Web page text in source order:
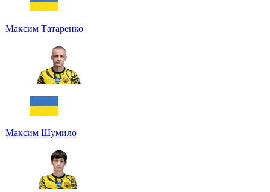
Максим Татаренко
Максим Шумило